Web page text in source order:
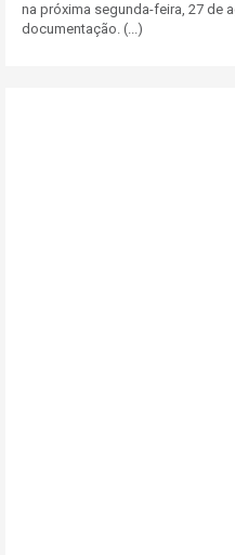
na próxima segunda-feira, 27 de
documentação. (...)